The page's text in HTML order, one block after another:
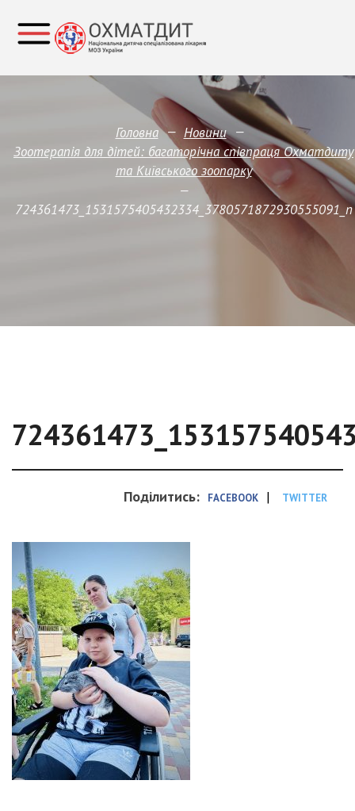
Головна — Новини —
Зоотерапія для дітей: багаторічна співпраця Охматдиту
та Київського зоопарку
—
724361473_1531575405432334_3780571872930555091_n
Поділитись: FACEBOOK | TWITTER